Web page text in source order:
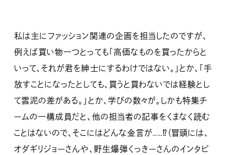
私は主にファッション関連の企画を担当したのですが、
例えば買い物一つとっても「高価なものを買ったからと
いって、それが君を紳士にするわけではない。」とか、「手
放すことになったとしても、買うと買わないでは経験とし
て雲泥の差がある。」とか、学びの数々が。しかも特集チ
ームの一構成員だと、他の担当者の記事をくまなく読む
ことはないので、そこにはどんな金言が……⁉︎（冒頭には、
オダギリジョーさんや、野生爆弾くっきーさんのインタビ